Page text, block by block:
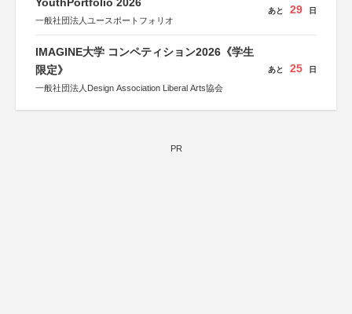
一般社団法人ユースポートフォリオ
あと 29 日
IMAGINE大学 コンペティション2026《学生
限定》
一般社団法人Design Association Liberal Arts協会
あと 25 日
PR